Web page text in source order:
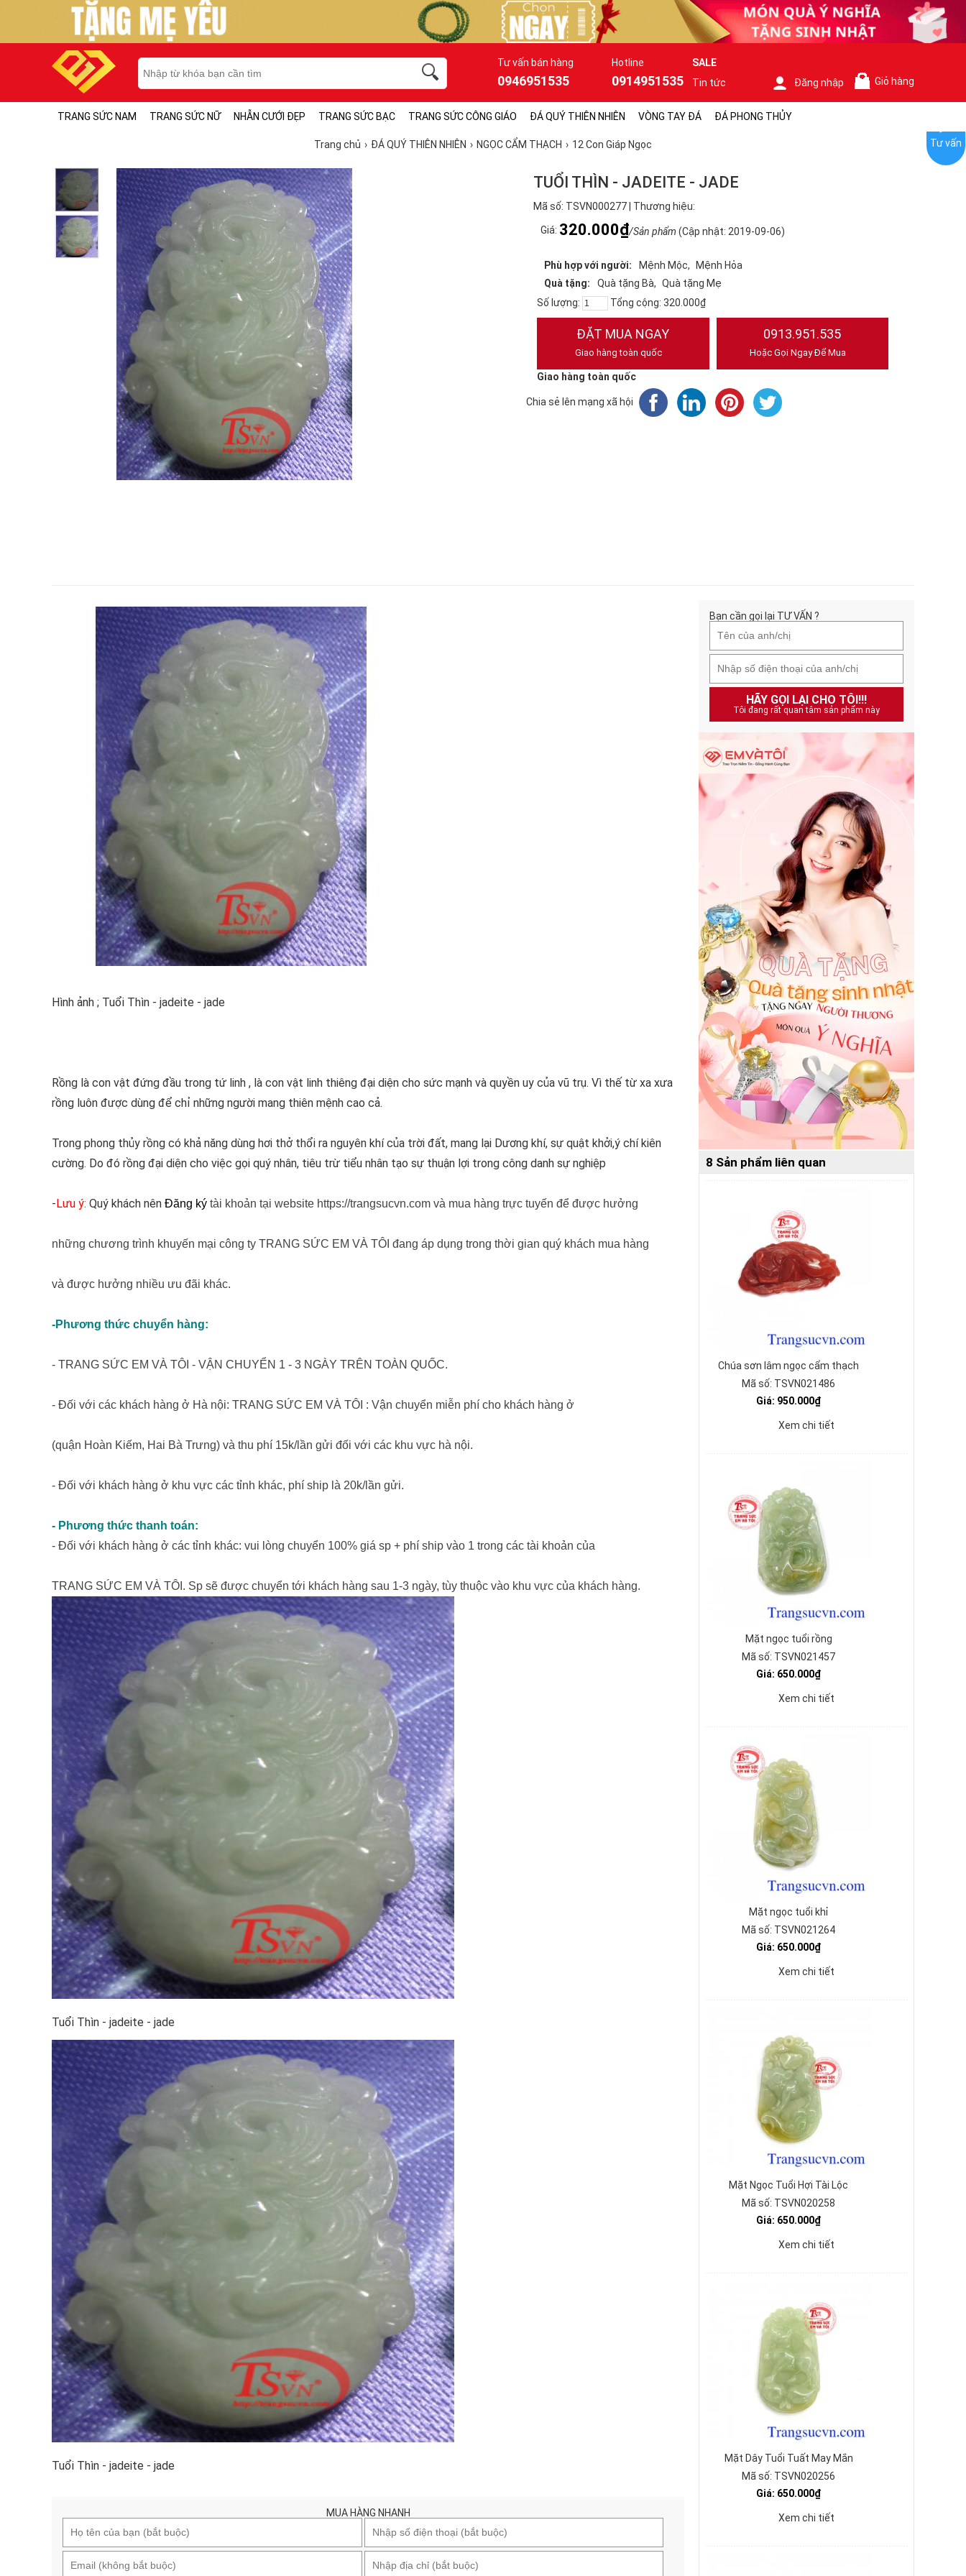
Tư vấn bán hàng
0946951535
Hotline
0914951535
SALE
Tin tức
Đăng nhập Giỏ hàng
TRANG SỨC NAM TRANG SỨC NỮ NHẪN CƯỚI ĐẸP TRANG SỨC BẠC TRANG SỨC CÔNG GIÁO ĐÁ QUÝ THIÊN NHIÊN VÒNG TAY ĐÁ ĐÁ PHONG THỦY
Trang chủ ĐÁ QUÝ THIÊN NHIÊN NGỌC CẨM THẠCH 12 Con Giáp Ngọc
TUỔI THÌN - JADEITE - JADE
Mã số: TSVN000277 | Thương hiệu:
Giá: 320.000₫/Sản phẩm (Cập nhật: 2019-09-06)
Phù hợp với người: Mệnh Mộc
Mệnh Hỏa
Quà tặng:
Quà tặng Bà
Quà tặng Mẹ
Số lượng:
Tổng cộng: 320.000₫
ĐẶT MUA NGAY
Giao hàng toàn quốc
0913.951.535
Hoặc Gọi Ngay Để Mua
Giao hàng toàn quốc
Chia sẻ lên mạng xã hội
Hình ảnh ; Tuổi Thìn - jadeite - jade
Rồng là con vật đứng đầu trong tứ linh , là con vật linh thiêng đại diện cho sức mạnh và quyền uy của vũ trụ. Vì thế từ xa xưa
rồng luôn được dùng để chỉ những người mang thiên mệnh cao cả.
Trong phong thủy rồng có khả năng dùng hơi thở thổi ra nguyên khí của trời đất, mang lại Dương khí, sự quật khởi,ý chí kiên
cường. Do đó rồng đại diện cho việc gọi quý nhân, tiêu trừ tiểu nhân tạo sự thuận lợi trong công danh sự nghiệp
-Lưu ý: Quý khách nên Đăng ký tài khoản tại website https://trangsucvn.com và mua hàng trực tuyến để được hưởng
những chương trình khuyến mại công ty TRANG SỨC EM VÀ TÔI đang áp dụng trong thời gian quý khách mua hàng
và được hưởng nhiều ưu đãi khác.
-Phương thức chuyển hàng:
- TRANG SỨC EM VÀ TÔI - VẬN CHUYỂN 1 - 3 NGÀY TRÊN TOÀN QUỐC.
- Đối với các khách hàng ở Hà nội: TRANG SỨC EM VÀ TÔI : Vận chuyển miễn phí cho khách hàng ở
(quận Hoàn Kiếm, Hai Bà Trưng) và thu phí 15k/lần gửi đối với các khu vực hà nội.
- Đối với khách hàng ở khu vực các tỉnh khác, phí ship là 20k/lần gửi.
- Phương thức thanh toán:
- Đối với khách hàng ở các tỉnh khác: vui lòng chuyển 100% giá sp + phí ship vào 1 trong các tài khoản của
TRANG SỨC EM VÀ TÔI. Sp sẽ được chuyển tới khách hàng sau 1-3 ngày, tùy thuộc vào khu vực của khách hàng.
Tuổi Thìn - jadeite - jade
Tuổi Thìn - jadeite - jade
MUA HÀNG NHANH
Bạn cần gọi lại TƯ VẤN ?
HÃY GỌI LẠI CHO TÔI!!!
Tôi đang rất quan tâm sản phẩm này
8 Sản phẩm liên quan
Chúa sơn lâm ngọc cẩm thạch
Mã số: TSVN021486
Giá: 950.000₫
Xem chi tiết
Mặt ngọc tuổi rồng
Mã số: TSVN021457
Giá: 650.000₫
Xem chi tiết
Mặt ngọc tuổi khỉ
Mã số: TSVN021264
Giá: 650.000₫
Xem chi tiết
Mặt Ngọc Tuổi Hợi Tài Lộc
Mã số: TSVN020258
Giá: 650.000₫
Xem chi tiết
Mặt Dây Tuổi Tuất May Mắn
Mã số: TSVN020256
Giá: 650.000₫
Xem chi tiết
Tư vấn